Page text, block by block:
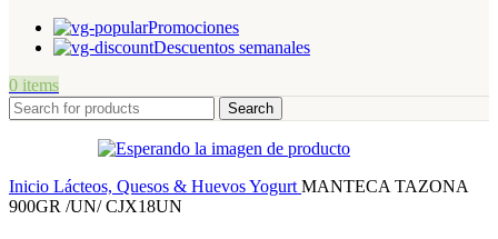
Promociones
Descuentos semanales
0 items
Search
Inicio Lácteos, Quesos & HuevosYogurt MANTECA TAZONA
900GR /UN/ CJX18UN